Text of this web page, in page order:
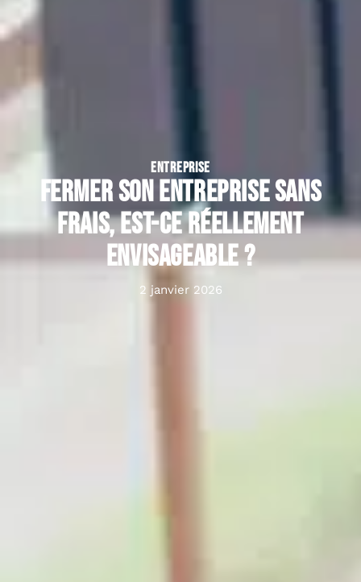
ENTREPRISE
Fermer son entreprise sans
frais, est-ce réellement
envisageable ?
2 janvier 2026